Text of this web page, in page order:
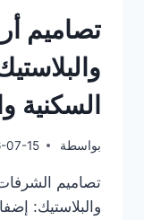
تصاميم
السكنية
بواسطة 07-15
تصاميم
والبلاستيك: